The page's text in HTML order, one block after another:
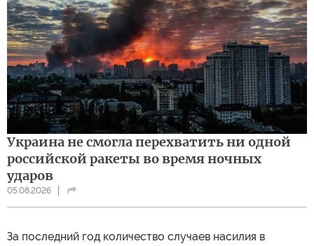
Украина не смогла перехватить ни одной
российской ракеты во время ночных
ударов
05.08.2026
За последний год количество случаев насилия в